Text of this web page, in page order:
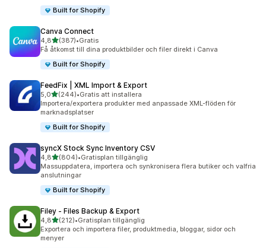
Built for Shopify
Canva Connect
4,8av 5 stjärnor
(387)
387 recensioner totalt
•Gratis
Få åtkomst till dina produktbilder och filer direkt i Canva
Built for Shopify
FeedFix | XML Import & Export
5,0av 5 stjärnor
(244)
244 recensioner totalt
•Gratis att installera
Importera/exportera produkter med anpassade XML-flöden för
marknadsplatser
Built for Shopify
syncX Stock Sync Inventory CSV
4,8av 5 stjärnor
(804)
804 recensioner totalt
•Gratisplan tillgänglig
Massuppdatera, importera och synkronisera flera butiker och valfria
anslutningar
Built for Shopify
Filey ‑ Files Backup & Export
4,8av 5 stjärnor
(212)
212 recensioner totalt
•Gratisplan tillgänglig
Exportera och importera filer, produktmedia, bloggar, sidor och
menyer